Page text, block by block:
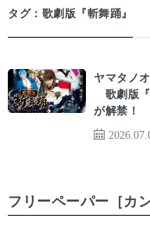
タグ：歌劇版『斬舞踊』
ヤマタノ
歌劇版
が解禁！
フリーペーパー［カ